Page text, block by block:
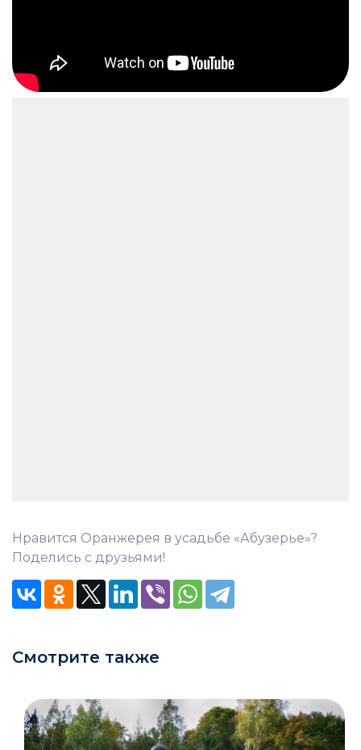
Нравится Оранжерея в усадьбе «Абузерье»?
Поделись с друзьями!
Смотрите также